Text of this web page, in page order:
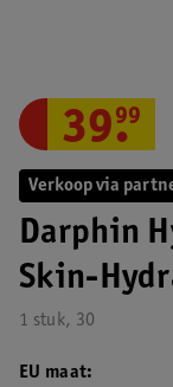
Verkoop via
Darphin
Skin-
1 stuk, 30
39.
99
EU maat